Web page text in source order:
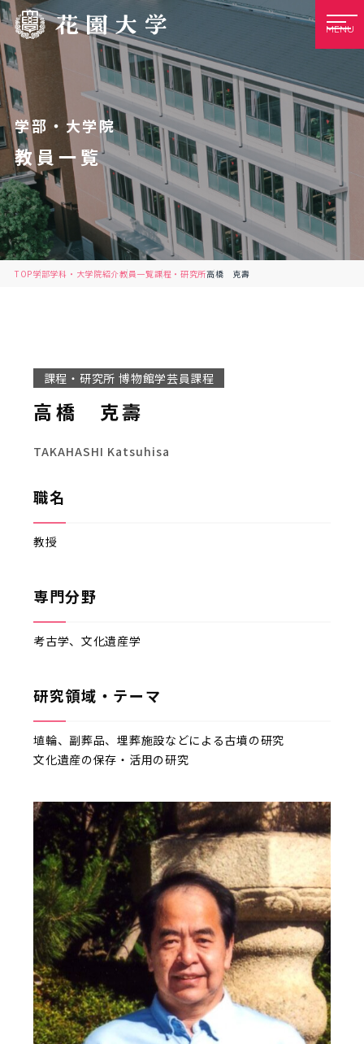
MENU
学部・大学院
教員一覧
TOP学部学科・大学院紹介教員一覧課程・研究所高橋 克壽
課程・研究所 博物館学芸員課程
高橋 克壽
TAKAHASHI Katsuhisa
職名
教授
専門分野
考古学、文化遺産学
研究領域・テーマ
埴輪、副葬品、埋葬施設などによる古墳の研究
文化遺産の保存・活用の研究